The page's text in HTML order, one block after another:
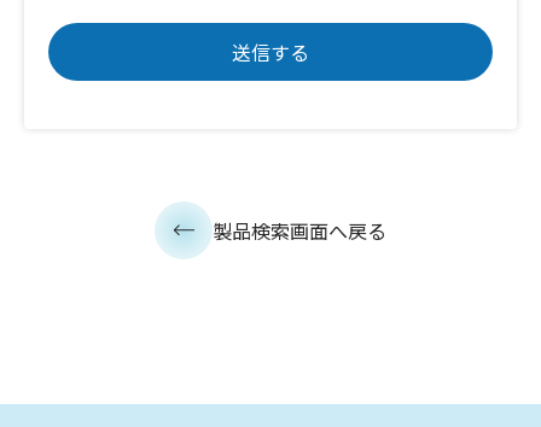
製品検索画面へ戻る